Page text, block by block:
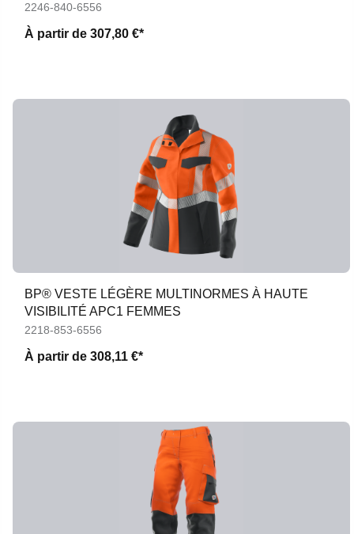
2246-840-6556
À partir de 307,80 €*
BP® VESTE LÉGÈRE MULTINORMES À HAUTE
VISIBILITÉ APC1 FEMMES
2218-853-6556
À partir de 308,11 €*